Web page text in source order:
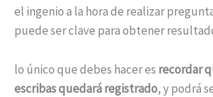
el ingenio a la hora de realizar
puede ser clave para obtener
lo único que debes hacer es recordar
escribas quedará registrado, y podrá